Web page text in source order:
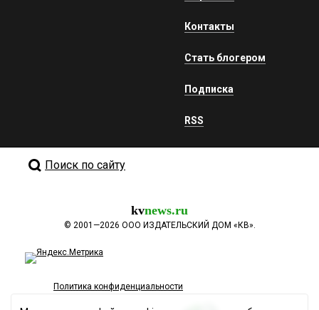
Контакты
Стать блогером
Подписка
RSS
Поиск по сайту
kvnews.ru
© 2001—2026 ООО ИЗДАТЕЛЬСКИЙ ДОМ «КВ».
Политика конфиденциальности